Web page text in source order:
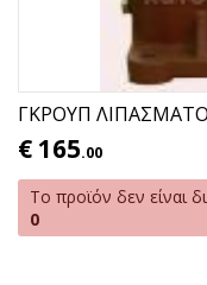
ΓΚΡΟΥΠ
€ 165.00
Το προϊόν δεν είναι
0